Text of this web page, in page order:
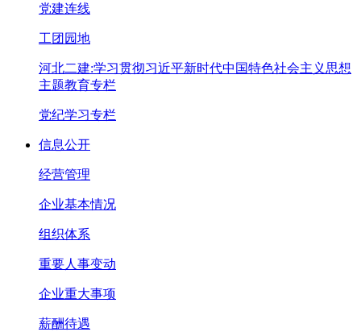
党建连线
工团园地
河北二建:学习贯彻习近平新时代中国特色社会主义思想
主题教育专栏
党纪学习专栏
信息公开
经营管理
企业基本情况
组织体系
重要人事变动
企业重大事项
薪酬待遇